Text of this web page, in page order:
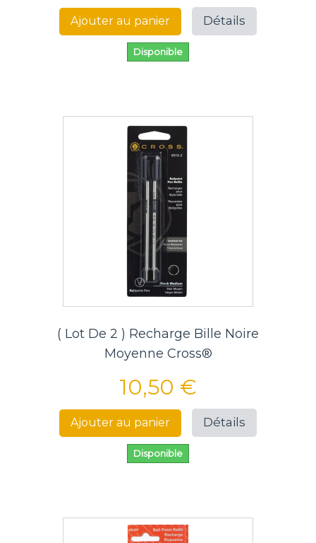
Ajouter au panier Détails
Disponible
( Lot De 2 ) Recharge Bille Noire
Moyenne Cross®
10,50 €
Ajouter au panier Détails
Disponible